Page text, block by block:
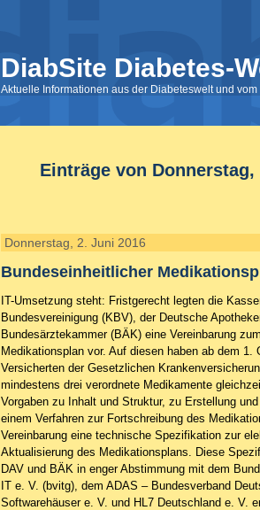
DiabSite Diabetes-
Aktuelle Informationen aus der Diabeteswelt und
Einträge von Donnerstag,
Donnerstag, 2. Juni 2016
Bundeseinheitlicher
IT-Umsetzung steht: Fristgerecht legten die
Bundesvereinigung (KBV), der Deutsche
Bundesärztekammer (BÄK) eine Vereinbarung
Medikationsplan vor. Auf diesen haben ab dem 1.
Versicherten der Gesetzlichen
mindestens drei verordnete Medikamente
Vorgaben zu Inhalt und Struktur, zu Erstellung
einem Verfahren zur Fortschreibung des
Vereinbarung eine technische Spezifikation zur
Aktualisierung des Medikationsplans. Diese
DAV und BÄK in enger Abstimmung mit dem
IT e. V. (bvitg), dem ADAS – Bundesverband
Softwarehäuser e. V. und HL7 Deutschland e. V.